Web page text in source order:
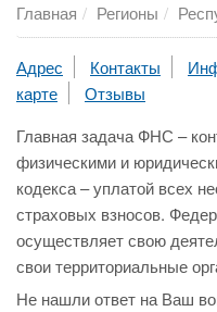
Главная Регионы
Адрес Контакты
карте
Отзывы
Главная задача ФНС –
физическими и
кодекса – уплатой всех
страховых взносов.
осуществляет свою
свои территориальные
Не нашли ответ на Ваш